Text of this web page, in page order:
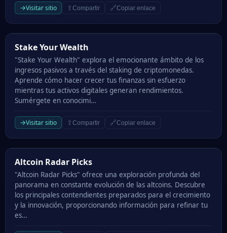
→Visitar sitio ⇪ Compartir 🔗Copiar enlace
Stake Your Wealth
Stake Your Wealth
"Stake Your Wealth" explora el emocionante ámbito de los
ingresos pasivos a través del staking de criptomonedas.
Aprende cómo hacer crecer tus finanzas sin esfuerzo
mientras tus activos digitales generan rendimientos.
Sumérgete en conocimi…
→Visitar sitio ⇪ Compartir 🔗Copiar enlace
Altcoin Radar Picks
Altcoin Radar Picks
"Altcoin Radar Picks" ofrece una exploración profunda del
panorama en constante evolución de las altcoins. Descubre
los principales contendientes preparados para el crecimiento
y la innovación, proporcionando información para refinar tu
es…